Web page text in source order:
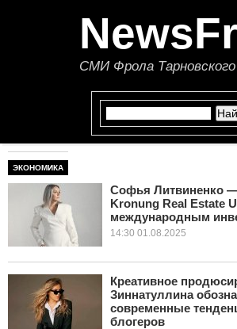
СМИ Фрола Тарновского
СТАТЬИ
ЭКОНОМИКА
В МИРЕ
ЭКОНОМИКА
Софья Литвиненко
Kronung Real Estate
международным
14:30 01.08.2025
Креативное
Зиннатуллина
современные
блогеров